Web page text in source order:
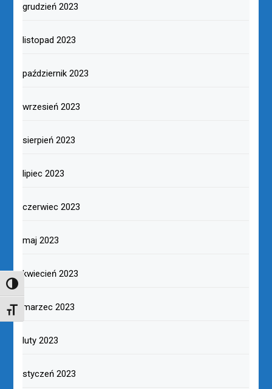
TOGGLE HIGH CONTRAST
TOGGLE FONT SIZE
grudzień 2023
listopad 2023
październik 2023
wrzesień 2023
sierpień 2023
lipiec 2023
czerwiec 2023
maj 2023
kwiecień 2023
marzec 2023
luty 2023
styczeń 2023